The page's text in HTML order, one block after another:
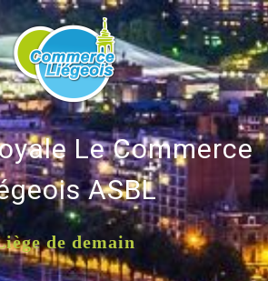
Le Commerce
ASBL
de demain